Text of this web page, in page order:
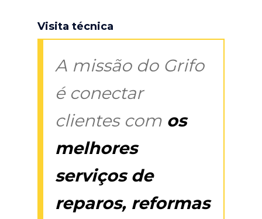
Visita técnica
A missão do Grifo
é conectar
clientes com os
melhores
serviços de
reparos, reformas